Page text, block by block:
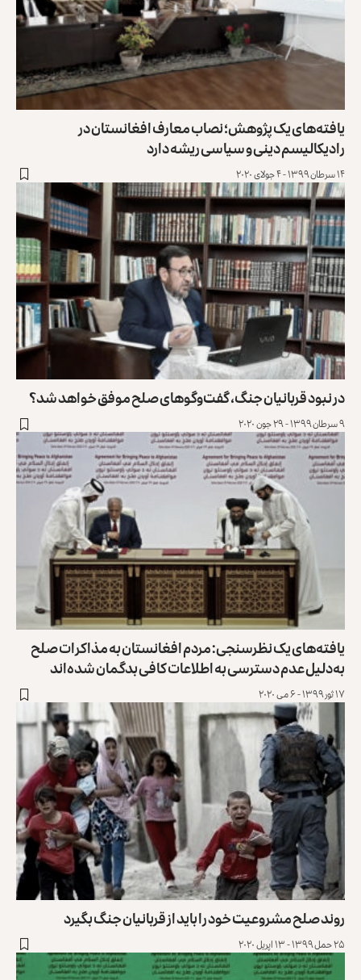
یافته‌های یک پژوهش؛ نصاب معارف افغانستان در
رادیکالیسم دینی و سیاسی ریشه دارد
۱۴ سرطان ۱۳۹۹ - ۴ جولای ۲۰۲۰
در نبود قربانیان جنگ،‌ گفت‌وگوهای صلح موفق خواهد شد؟
۹ سرطان ۱۳۹۹ - ۲۹ جون ۲۰۲۰
یافته‌های یک نظرسنجی: مردم افغانستان به مذاکرات صلح
به‌دلیل عدم دسترسی به اطلاعات کافی بدگمان شده‌اند
۱۷ ثور ۱۳۹۹ - ۶ می ۲۰۲۰
روند صلح مشروعیت خود را باید از قربانیان جنگ بگیرد
۲۵ حمل ۱۳۹۹ - ۱۳ اپریل ۲۰۲۰